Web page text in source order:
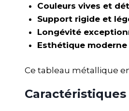
Couleurs vives et
Support rigide et
Longévité
Esthétique moderne
Ce tableau métallique